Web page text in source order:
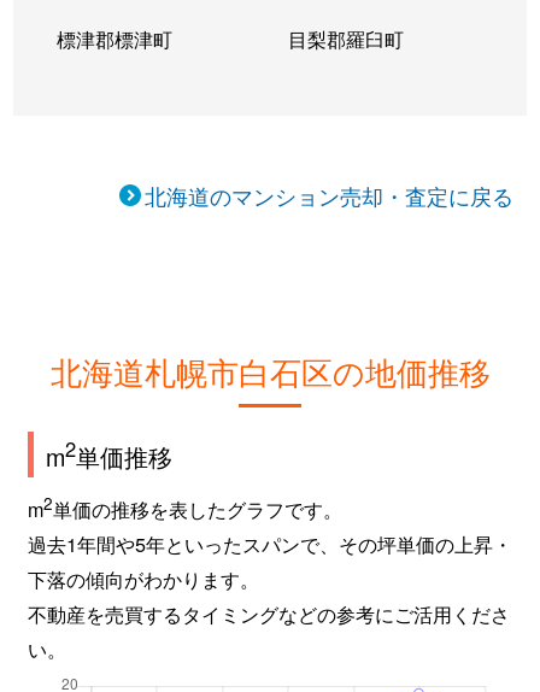
標津郡標津町 目梨郡羅臼町
北海道のマンション売却・査定に戻る
北海道札幌市白石区の地価推移
m2単価推移
m2単価の推移を表したグラフです。
過去1年間や5年といったスパンで、その坪単価の上昇・
下落の傾向がわかります。
不動産を売買するタイミングなどの参考にご活用くださ
い。